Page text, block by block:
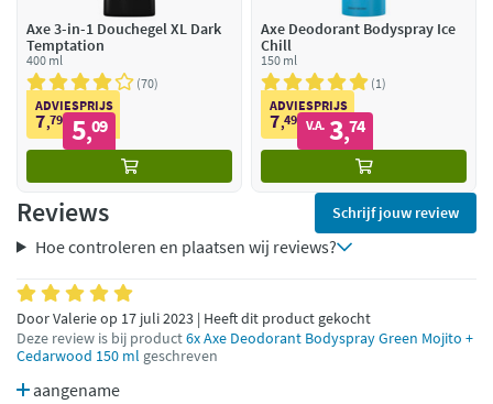
Axe 3-in-1 Douchegel XL Dark
Temptation
400 ml
70
ADVIESPRIJS
7,79 5,09
Axe Deodorant Bodyspray Ice
Chill
150 ml
1
ADVIESPRIJS
7,49 V.A. 3,74
Reviews Schrijf jouw review
Hoe controleren en plaatsen wij reviews?
Door Valerie op 17 juli 2023 | Heeft dit product gekocht
Deze review is bij product6x Axe Deodorant Bodyspray Green Mojito +
Cedarwood 150 ml geschreven
aangename